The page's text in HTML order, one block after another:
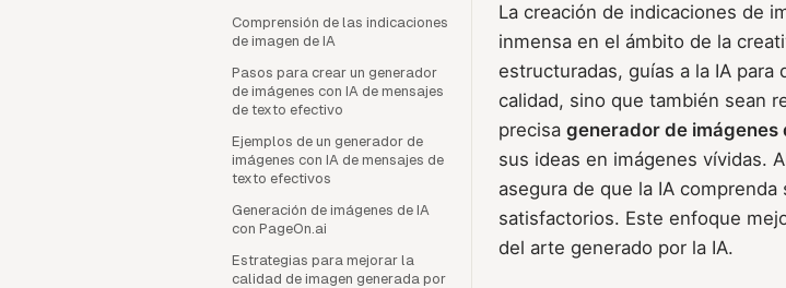
Comprensión de las indicaciones
de imagen de IA
Pasos para crear un generador
de imágenes con IA de mensajes
de texto efectivo
Ejemplos de un generador de
imágenes con IA de mensajes de
texto efectivos
Generación de imágenes de IA
con PageOn.ai
Estrategias para mejorar la
calidad de imagen generada por
La creación de indicaciones de
inmensa en el ámbito de la
estructuradas, guías a la IA
calidad, sino que también sean
precisa generador de imágenes
sus ideas en imágenes vívidas.
asegura de que la IA
satisfactorios. Este enfoque
del arte generado por la IA.